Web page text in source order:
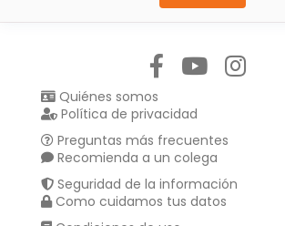
Quiénes somos
Política de privacidad
Preguntas más frecuentes
Recomienda a un colega
Seguridad de la información
Como cuidamos tus datos